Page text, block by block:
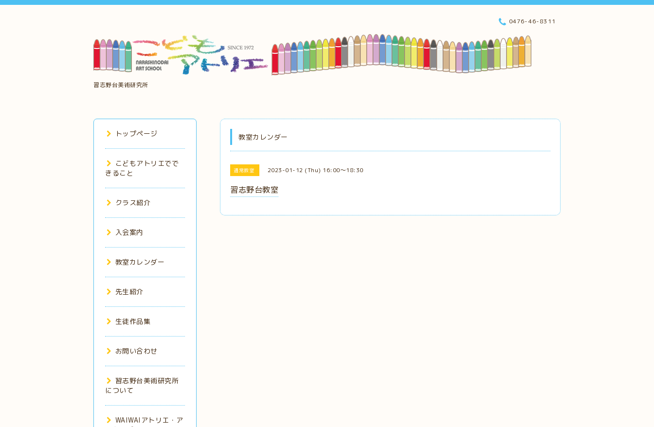
習志野台美術研究所
0476-46-8311
教室カレンダー
通常教室 2023-01-12 (Thu) 16:00～18:30
習志野台教室
トップページ
こどもアトリエでで
きること
クラス紹介
入会案内
教室カレンダー
先生紹介
生徒作品集
お問い合わせ
習志野台美術研究所
について
WAIWAIアトリエ・ア